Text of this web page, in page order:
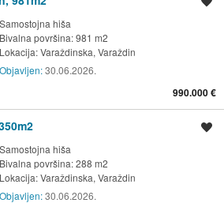
Samostojna hiša
Bivalna površina: 981 m2
Lokacija:Varaždinska, Varaždin
Objavljen:30.06.2026.
990.000 €
Samostojna hiša
Bivalna površina: 288 m2
Lokacija:Varaždinska, Varaždin
Objavljen:30.06.2026.